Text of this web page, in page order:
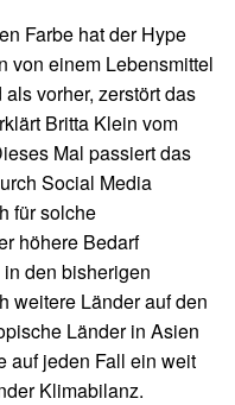
Farbe hat der Hype
von einem Lebensmittel
vorher, zerstört das
Britta Klein vom
Mal passiert das
Social Media
für solche
höhere Bedarf
den bisherigen
weitere Länder auf den
Länder in Asien
auf jeden Fall ein weit
Klimabilanz.